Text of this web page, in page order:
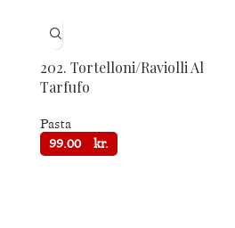
202. Tortelloni/Raviolli Al
Tarfufo
Pasta
99.00
kr.